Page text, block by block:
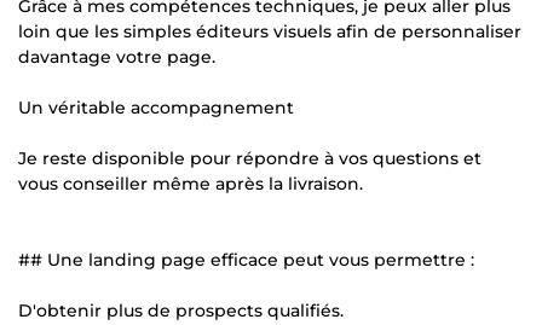
Grâce à mes compétences techniques, je peux aller plus
loin que les simples éditeurs visuels afin de personnaliser
davantage votre page.
Un véritable accompagnement
Je reste disponible pour répondre à vos questions et
vous conseiller même après la livraison.
## Une landing page efficace peut vous permettre :
D'obtenir plus de prospects qualifiés.